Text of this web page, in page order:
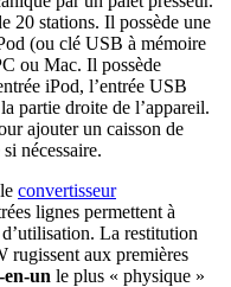
20 stations. Il possède une
(ou clé USB à mémoire
ou Mac. Il possède
iPod, l’entrée USB
partie droite de l’appareil.
ajouter un caisson de
nécessaire.
convertisseur
lignes permettent à
La restitution
rugissent aux premières
un le plus « physique »